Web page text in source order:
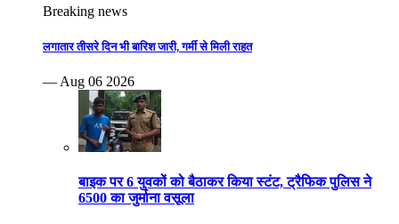
Breaking news
लगातार तीसरे दिन भी बारिश जारी, गर्मी से मिली राहत
— Aug 06 2026
बाइक पर 6 युवकों को बैठाकर किया स्टंट, ट्रैफिक पुलिस ने
6500 का जुर्माना वसूला